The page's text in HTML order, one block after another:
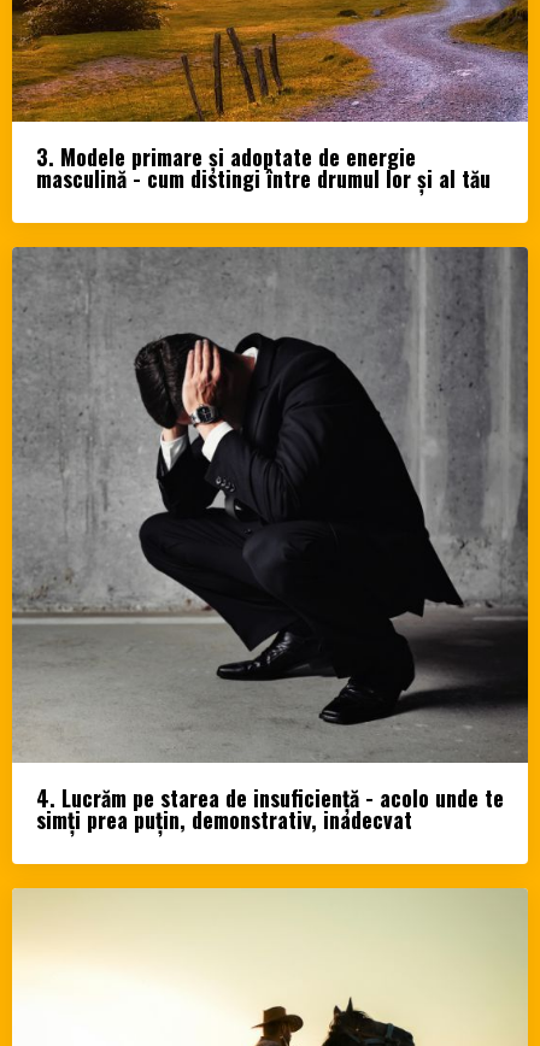
3. Modele primare și adoptate de energie
masculină - cum distingi între drumul lor și al tău
4. Lucrăm pe starea de insuficiență - acolo unde te
simți prea puțin, demonstrativ, inadecvat